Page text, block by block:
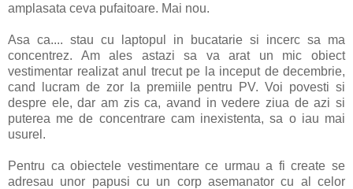
amplasata ceva pufaitoare. Mai nou.
Asa ca.... stau cu laptopul in bucatarie si incerc sa ma
concentrez. Am ales astazi sa va arat un mic obiect
vestimentar realizat anul trecut pe la inceput de decembrie,
cand lucram de zor la premiile pentru PV. Voi povesti si
despre ele, dar am zis ca, avand in vedere ziua de azi si
puterea me de concentrare cam inexistenta, sa o iau mai
usurel.
Pentru ca obiectele vestimentare ce urmau a fi create se
adresau unor papusi cu un corp asemanator cu al celor